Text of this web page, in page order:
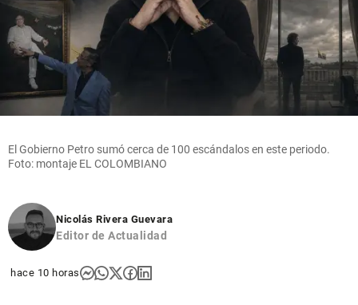
El Gobierno Petro sumó cerca de 100 escándalos en este periodo.
Foto: montaje EL COLOMBIANO
Nicolás Rivera Guevara
Editor de Actualidad
hace 10 horas